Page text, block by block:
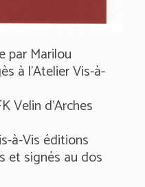
par Marilou
à l’Atelier Vis-à-
Velin d’Arches
à-Vis éditions
et signés au dos